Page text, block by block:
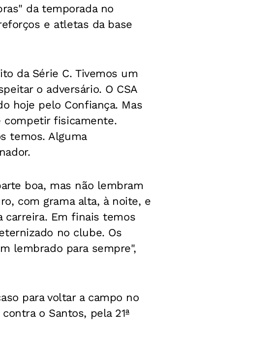
da temporada no
e atletas da base
da Série C. Tivemos um
o adversário. O CSA
hoje pelo Confiança. Mas
competir fisicamente.
temos. Alguma
boa, mas não lembram
com grama alta, à noite, e
carreira. Em finais temos
no clube. Os
lembrado para sempre",
para voltar a campo no
o Santos, pela 21ª